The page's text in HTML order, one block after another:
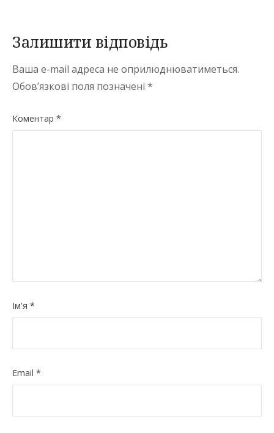
Залишити відповідь
Ваша e-mail адреса не оприлюднюватиметься.
Обов’язкові поля позначені *
Коментар *
Ім'я *
Email *